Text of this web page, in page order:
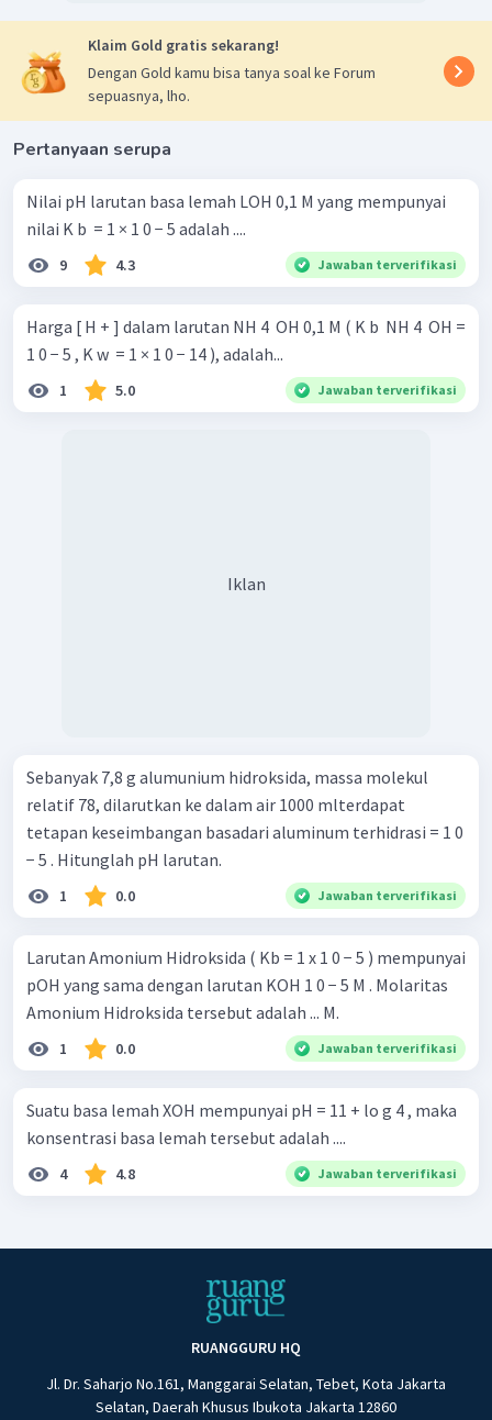
Klaim Gold gratis sekarang!
Dengan Gold kamu bisa tanya soal ke Forum
sepuasnya, lho.
Pertanyaan serupa
Nilai pH larutan basa lemah LOH 0,1 M yang mempunyai
nilai K b ​ = 1 × 1 0 − 5 adalah ....
9 4.3 Jawaban terverifikasi
Harga [ H + ] dalam larutan NH 4 ​ OH 0,1 M ( K b ​ NH 4 ​ OH =
1 0 − 5 , K w ​ = 1 × 1 0 − 14 ), adalah...
1 5.0 Jawaban terverifikasi
Iklan
Sebanyak 7,8 g alumunium hidroksida, massa molekul
relatif 78, dilarutkan ke dalam air 1000 mlterdapat
tetapan keseimbangan basadari aluminum terhidrasi = 1 0
− 5 . Hitunglah pH larutan.
1 0.0 Jawaban terverifikasi
Larutan Amonium Hidroksida ( Kb = 1 x 1 0 − 5 ) mempunyai
pOH yang sama dengan larutan KOH 1 0 − 5 M . Molaritas
Amonium Hidroksida tersebut adalah ... M.
1 0.0 Jawaban terverifikasi
Suatu basa lemah XOH mempunyai pH = 11 + lo g 4 , maka
konsentrasi basa lemah tersebut adalah ....
4 4.8 Jawaban terverifikasi
RUANGGURU HQ
Jl. Dr. Saharjo No.161, Manggarai Selatan, Tebet, Kota Jakarta
Selatan, Daerah Khusus Ibukota Jakarta 12860